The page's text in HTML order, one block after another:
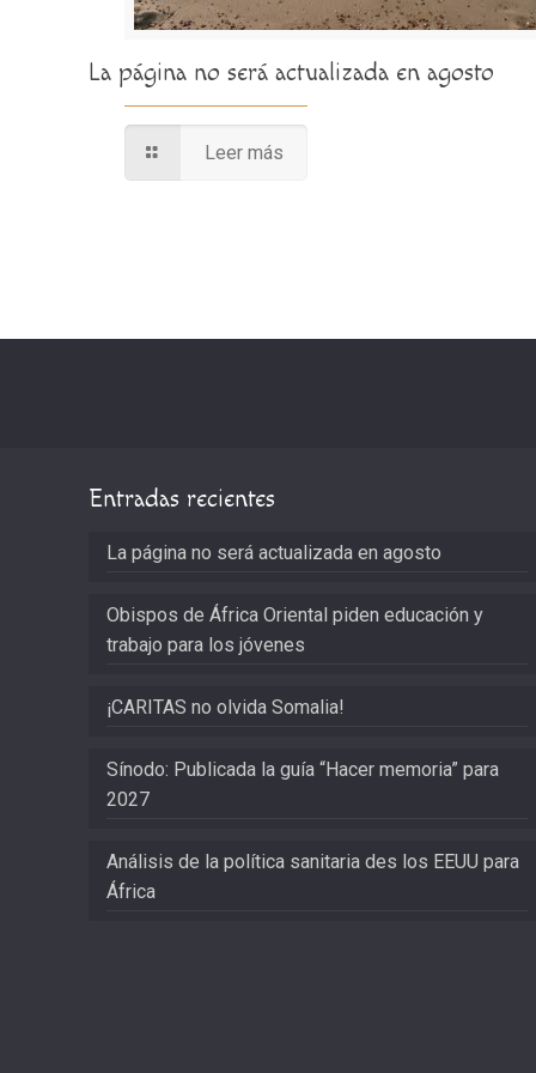
La página no será actualizada en agosto
Leer más
Entradas recientes
La página no será actualizada en agosto
Obispos de África Oriental piden educación y
trabajo para los jóvenes
¡CARITAS no olvida Somalia!
Sínodo: Publicada la guía “Hacer memoria” para
2027
Análisis de la política sanitaria des los EEUU para
África